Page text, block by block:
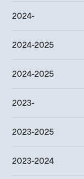
2024-
2024-2025
2024-2025
2023-
2023-2025
2023-2024